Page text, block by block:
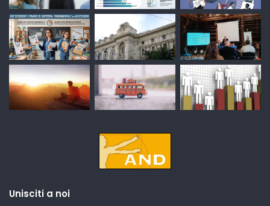
Unisciti a noi